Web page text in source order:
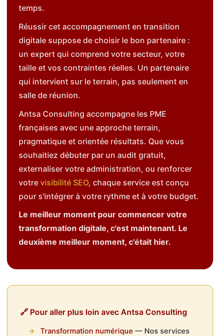
temps.
Réussir cet accompagnement en transition
digitale suppose de choisir le bon partenaire :
un expert qui comprend votre secteur, votre
taille et vos contraintes réelles. Un partenaire
qui intervient sur le terrain, pas seulement en
salle de réunion.
Antsa Consulting accompagne les PME
françaises avec une approche terrain,
pragmatique et orientée résultats. Que vous
souhaitiez débuter par un audit gratuit,
externaliser votre administration, ou renforcer
votre visibilité SEO, chaque service est conçu
pour s'intégrer à votre rythme et à votre budget.
Le meilleur moment pour commencer votre
transformation digitale, c'est maintenant. Le
deuxième meilleur moment, c'était hier.
🔗 Pour aller plus loin avec Antsa Consulting
Transformation numérique — Nos services